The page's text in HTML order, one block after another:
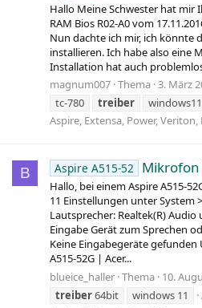
Hallo Meine Schwester hat mir
RAM Bios R02-A0 vom
Nun dachte ich mir, ich könnte
installieren. Ich habe also eine
Installation hat auch
magnum007 Thema 3. März
tc-780
treiber windows11
Aspire, Extensa, Power, Veriton,
B Aspire A515-52 Mikrofon
Hallo, bei einem Aspire A515-
11 Einstellungen unter System
Lautsprecher: Realtek(R)
Eingabe Gerät zum Sprechen
Keine Eingabegeräte
A515-52G | Acer...
blueice_haller Thema 10.
treiber64bit windows 11